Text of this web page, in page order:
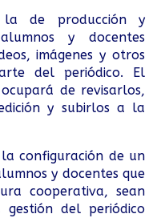
de producción y
y docentes
imágenes y otros
del periódico. El
de revisarlos,
y subirlos a la
configuración de un
y docentes que
cooperativa, sean
del periódico